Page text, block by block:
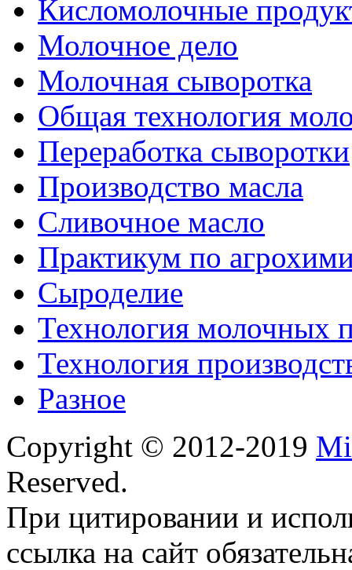
Кисломолочные
Молочное дело
Молочная сыворотка
Общая технология
Переработка сыворотки
Производство масла
Сливочное масло
Практикум по
Сыроделие
Технология молочных
Технология
Разное
Copyright © 2012-2019
Reserved.
При цитировании и
ссылка на сайт